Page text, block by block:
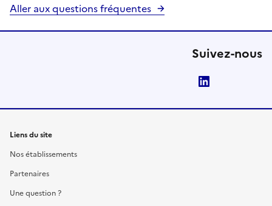
Aller aux questions fréquentes
Suivez-nous
Liens du site
Nos établissements
Partenaires
Une question ?